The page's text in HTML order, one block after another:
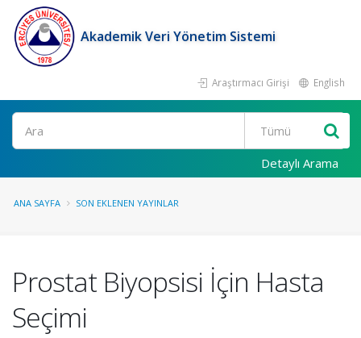
Akademik Veri Yönetim Sistemi
Araştırmacı Girişi English
Ara
Detaylı Arama
ANA SAYFA SON EKLENEN YAYINLAR
Prostat Biyopsisi İçin Hasta
Seçimi